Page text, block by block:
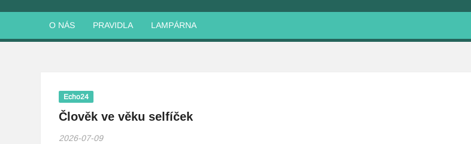
O NÁS PRAVIDLA LAMPÁRNA
Echo24
Člověk ve věku selfíček
2026-07-09